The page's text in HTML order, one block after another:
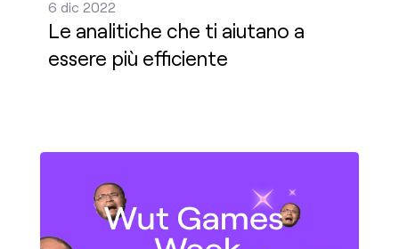
6 dic 2022
Le analitiche che ti aiutano a
essere più efficiente